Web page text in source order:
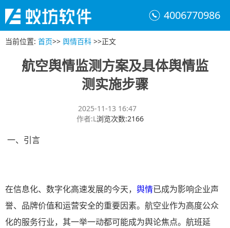
4006770986
当前位置: 首页>> 舆情百科 >>正文
航空舆情监测方案及具体舆情监
测实施步骤
2025-11-13 16:47
作者:L浏览次数:2166
一、引言
在信息化、数字化高速发展的今天， 舆情已成为影响企业声
誉、品牌价值和运营安全的重要因素。航空业作为高度公众
化的服务行业，其一举一动都可能成为舆论焦点。航班延